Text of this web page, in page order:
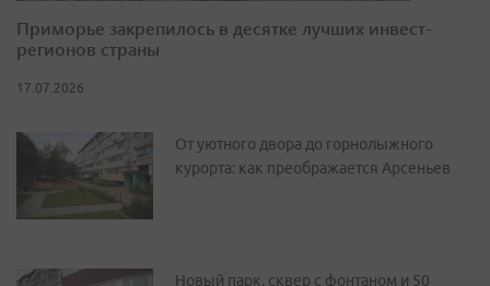
Приморье закрепилось в десятке лучших инвест-
регионов страны
17.07.2026
От уютного двора до горнолыжного
курорта: как преображается Арсеньев
Новый парк, сквер с фонтаном и 50